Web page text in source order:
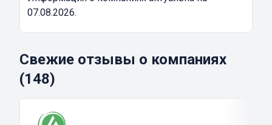
07.08.2026.
Свежие отзывы о компаниях
(148)